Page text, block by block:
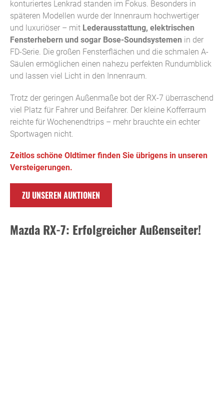
konturiertes Lenkrad standen im Fokus. Besonders in
späteren Modellen wurde der Innenraum hochwertiger
und luxuriöser – mit Lederausstattung, elektrischen
Fensterhebern und sogar Bose-Soundsystemen in der
FD-Serie. Die großen Fensterflächen und die schmalen A-
Säulen ermöglichen einen nahezu perfekten Rundumblick
und lassen viel Licht in den Innenraum.
Trotz der geringen Außenmaße bot der RX-7 überraschend
viel Platz für Fahrer und Beifahrer. Der kleine Kofferraum
reichte für Wochenendtrips – mehr brauchte ein echter
Sportwagen nicht.
Zeitlos schöne Oldtimer finden Sie übrigens in unseren
Versteigerungen.
ZU UNSEREN AUKTIONEN
Mazda RX-7: Erfolgreicher Außenseiter!